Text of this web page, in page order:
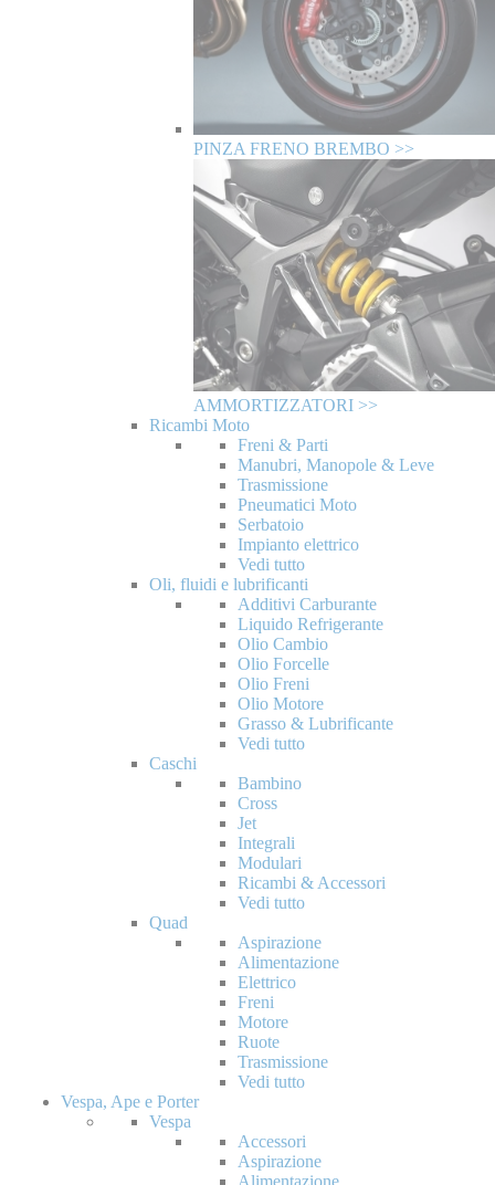
PINZA FRENO BREMBO >>
AMMORTIZZATORI >>
Ricambi Moto
Freni & Parti
Manubri, Manopole & Leve
Trasmissione
Pneumatici Moto
Serbatoio
Impianto elettrico
Vedi tutto
Oli, fluidi e lubrificanti
Additivi Carburante
Liquido Refrigerante
Olio Cambio
Olio Forcelle
Olio Freni
Olio Motore
Grasso & Lubrificante
Vedi tutto
Caschi
Bambino
Cross
Jet
Integrali
Modulari
Ricambi & Accessori
Vedi tutto
Quad
Aspirazione
Alimentazione
Elettrico
Freni
Motore
Ruote
Trasmissione
Vedi tutto
Vespa, Ape e Porter
Vespa
Accessori
Aspirazione
Alimentazione